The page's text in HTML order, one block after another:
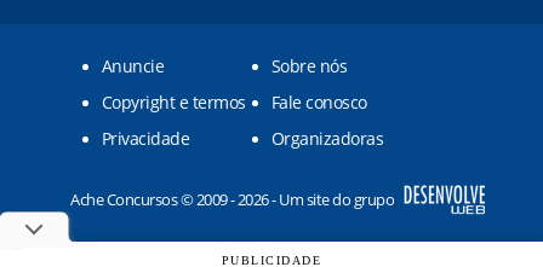
Anuncie
Sobre nós
Copyright e termos
Fale conosco
Privacidade
Organizadoras
Ache Concursos © 2009 - 2026 - Um site do grupo
PUBLICIDADE